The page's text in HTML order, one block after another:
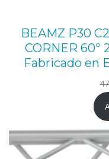
BEAMZ P30
CORNER 60º
Fabricado en